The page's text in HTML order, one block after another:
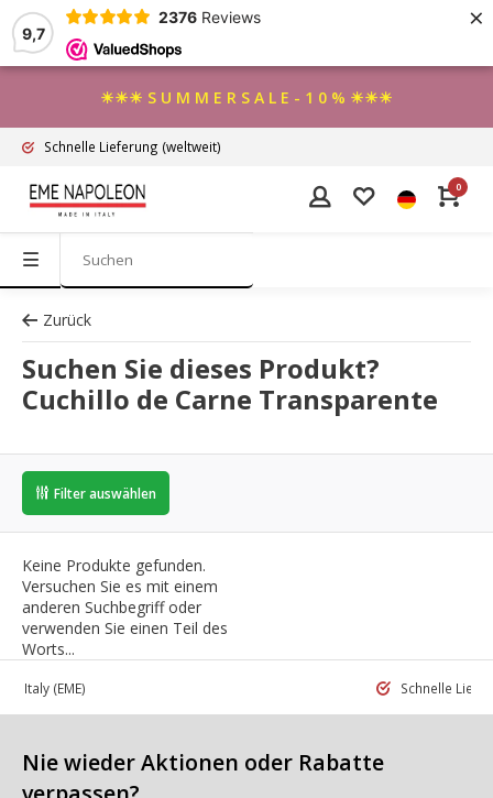
9,7
2376 Reviews ×
☀☀☀ S U M M E R S A L E - 1 0 % ☀☀☀
Schnelle Lieferung (weltweit)
0
Zurück
Suchen Sie dieses Produkt?
Cuchillo de Carne Transparente
Filter auswählen
Keine Produkte gefunden.
Versuchen Sie es mit einem
anderen Suchbegriff oder
verwenden Sie einen Teil des
Worts...
in Italy (EME) Schnelle
Nie wieder Aktionen oder Rabatte